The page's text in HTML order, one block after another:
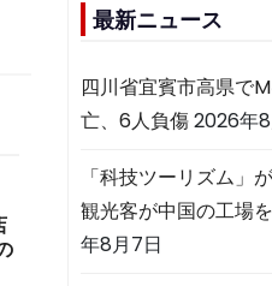
最新ニュース
四川省宜賓市高県で
亡、6人負傷2026年
「科技ツーリズム
観光客が中国の工場
年8月7日